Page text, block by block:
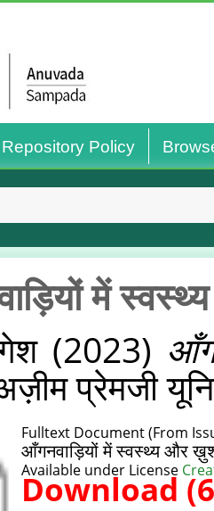
Repository Policy
में
(2023)
प्रेमजी
Fulltext Document (From
आँगनवाड़ियों में स्वस्थ्य और
Available under License
Download